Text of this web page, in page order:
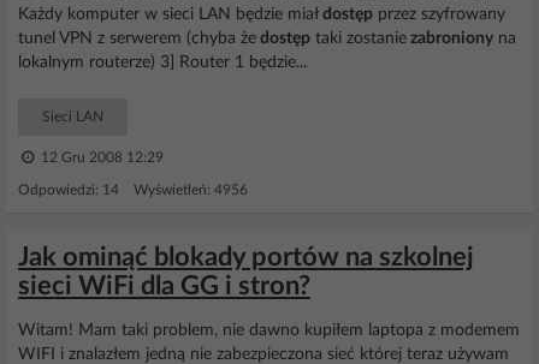
Każdy komputer w sieci LAN będzie miał dostęp przez szyfrowany
tunel VPN z serwerem (chyba że dostęp taki zostanie zabroniony na
lokalnym routerze) 3] Router 1 będzie...
Sieci LAN
12 Gru 2008 12:29
Odpowiedzi: 14 Wyświetleń: 4956
Jak ominąć blokady portów na szkolnej
sieci WiFi dla GG i stron?
Witam! Mam taki problem, nie dawno kupiłem laptopa z modemem
WIFI i znalazłem jedną nie zabezpieczona sieć której teraz używam